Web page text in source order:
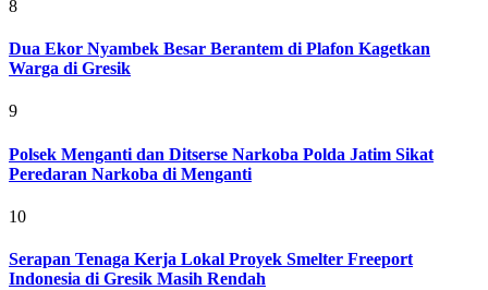
8
Dua Ekor Nyambek Besar Berantem di Plafon Kagetkan
Warga di Gresik
9
Polsek Menganti dan Ditserse Narkoba Polda Jatim Sikat
Peredaran Narkoba di Menganti
10
Serapan Tenaga Kerja Lokal Proyek Smelter Freeport
Indonesia di Gresik Masih Rendah